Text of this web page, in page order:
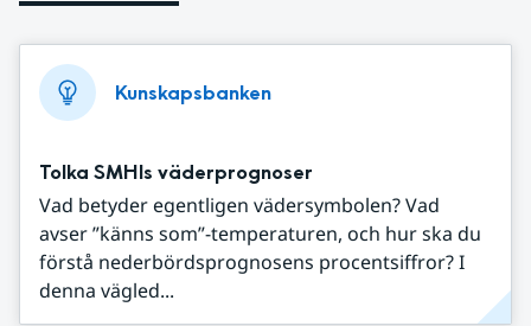
Kunskapsbanken
Tolka SMHIs väderprognoser
Vad betyder egentligen vädersymbolen? Vad
avser ”känns som”-temperaturen, och hur ska du
förstå nederbördsprognosens procentsiffror? I
denna vägled...